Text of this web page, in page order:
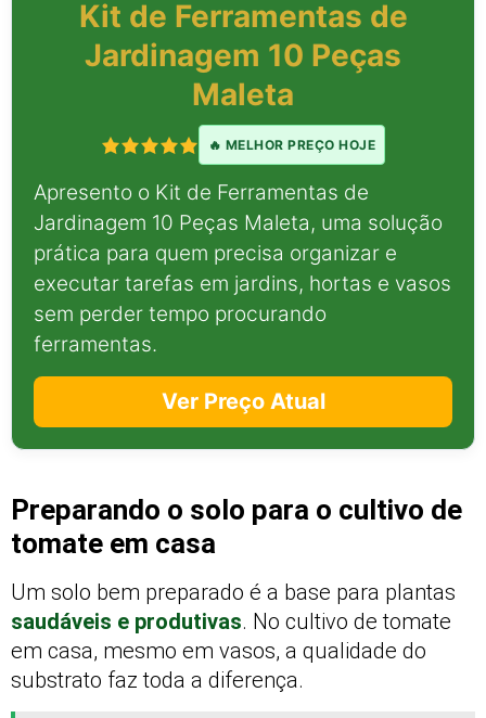
Kit de Ferramentas de
Jardinagem 10 Peças
Maleta
🔥 MELHOR PREÇO HOJE
Apresento o Kit de Ferramentas de
Jardinagem 10 Peças Maleta, uma solução
prática para quem precisa organizar e
executar tarefas em jardins, hortas e vasos
sem perder tempo procurando
ferramentas.
Ver Preço Atual
Preparando o solo para o cultivo de
tomate em casa
Um solo bem preparado é a base para plantas
saudáveis e produtivas. No cultivo de tomate
em casa, mesmo em vasos, a qualidade do
substrato faz toda a diferença.